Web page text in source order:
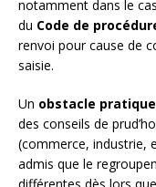
notamment dans le
du Code de
renvoi pour cause de
saisie.
Un obstacle pratique
des conseils de
(commerce, industrie,
admis que le